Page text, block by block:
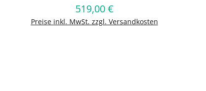
Regulärer Preis:
519,00 €
Preise inkl. MwSt. zzgl. Versandkosten
In den Warenkorb